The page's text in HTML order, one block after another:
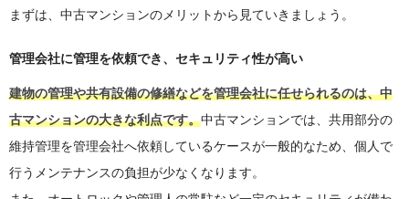
まずは、中古マンションのメリットから見ていきましょう。
管理会社に管理を依頼でき、セキュリティ性が高い
建物の管理や共有設備の修繕などを管理会社に任せられるのは、中
古マンションの大きな利点です。中古マンションでは、共用部分の
維持管理を管理会社へ依頼しているケースが一般的なため、個人で
行うメンテナンスの負担が少なくなります。